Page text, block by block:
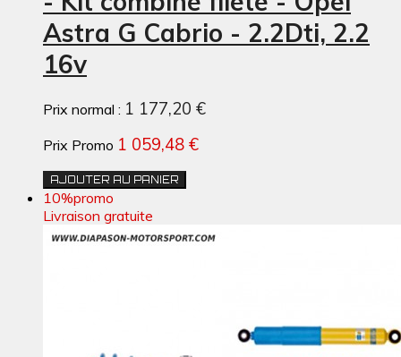
Astra G Cabrio - 2.2Dti, 2.2
16v
Prix normal : 1 177,20 €
Prix Promo 1 059,48 €
AJOUTER AU PANIER
10%promo
Livraison gratuite